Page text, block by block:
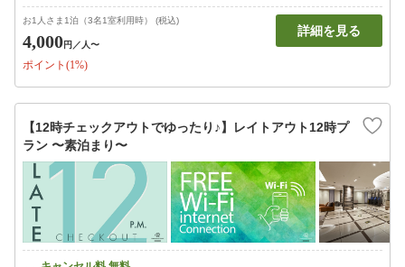
お1人さま1泊（3名1室利用時） (税込)
4,000円 ／人〜
ポイント(1%)
詳細を見る
【12時チェックアウトでゆったり♪】レイトアウト12時プ
ラン 〜素泊まり〜